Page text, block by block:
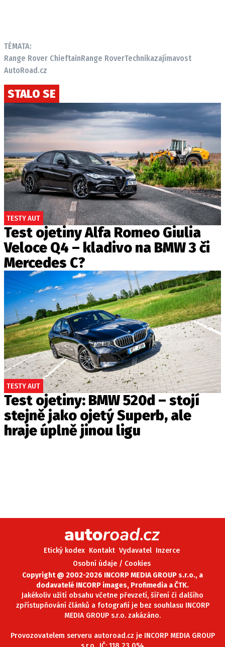
TÉMATA:
Range Rover ChieftainRange RoverTechnikazajímavost
AutoRoad.cz
STALO SE
TESTY AUT
Test ojetiny Alfa Romeo Giulia
Veloce Q4 – kladivo na BMW 3 či
Mercedes C?
TESTY AUT
Test ojetiny: BMW 520d – stojí
stejně jako ojetý Superb, ale
hraje úplně jinou ligu
Etický kodex Kontakt Vydavatel Inzerce
Osobní údaje / Cookies
Copyright @ 2002-2026 INCORP MEDIA GROUP s.r.o., a
dodavatelé INCORP images, Profimedia a ČTK.
Jakékoliv užití obsahu včetne převzetí, šíření či dalšího
zpřístupňování článků a fotografií je bez souhlasu INCORP
MEDIA GROUP s.r.o. zakázáno.
Provozovatelem serveru autoroad.cz je INCORP MEDIA GROUP